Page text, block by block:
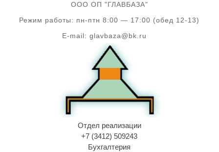
ООО ОП "ГЛАВБАЗА"
Режим работы: пн-птн 8:00 — 17:00 (обед 12-13)
E-mail: glavbaza@bk.ru
Отдел реализации
+7 (3412) 509243
Бухгалтерия